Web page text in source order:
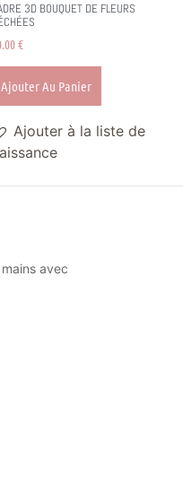
3D BOUQUET DE FLEURS
€
Ajouter Au Panier
Ajouter à la liste de
avec